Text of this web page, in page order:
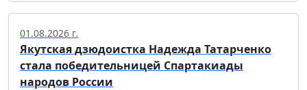
01.08.2026 г.
Якутская дзюдоистка Надежда Татарченко
стала победительницей Спартакиады
народов России